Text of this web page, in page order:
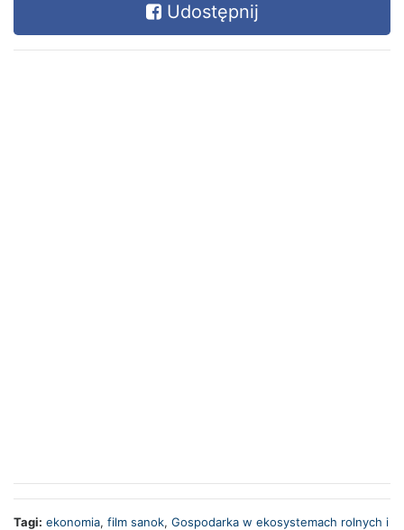
Udostępnij
Tagi: ekonomia, film sanok, Gospodarka w ekosystemach rolnych i